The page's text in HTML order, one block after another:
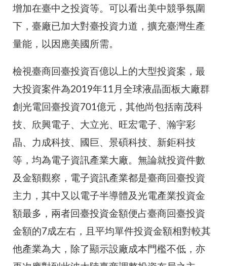
增加在臺中之投資等。可以看出美中競爭氛圍
下，臺廠已加大對臺投資力道，擴充臺灣生產
量能，以因應美國所需。
檢視臺商回臺投資百億以上的大型投資案，最
大投資案件為2019年11月全球液晶面板大廠群
創光電回臺投資701億元，其他尚包括南茂科
技、欣興電子、大立光、旺宏電子、瀚宇彩
晶、力成科技、國巨、景碩科技、新鉅科技
等，均為電子資訊產業大廠。無論就投資件數
及金額觀察，電子資訊產業都是臺商回臺投資
主力，其中又以電子半導體及光電產業投資金
額最多，兩者回臺投資金額便占臺商回臺投資
金額的7成左右，且平均單件投資金額相對較其
他產業為大，除了顯示設廠成本門檻不低，亦